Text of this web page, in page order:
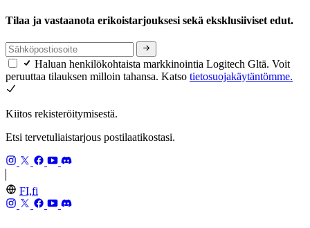
Tilaa ja vastaanota erikoistarjouksesi sekä eksklusiiviset edut.
Haluan henkilökohtaista markkinointia Logitech Gltä. Voit
peruuttaa tilauksen milloin tahansa. Katso tietosuojakäytäntömme.
Kiitos rekisteröitymisestä.
Etsi tervetuliaistarjous postilaatikostasi.
FI,fi